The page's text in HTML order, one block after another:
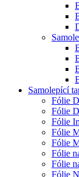
Samolepící
Fólie
Fólie
Fólie
Fólie
Fólie
Fólie
Fólie
Fólie